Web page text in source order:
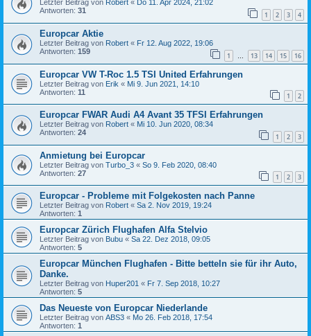
Letzter Beitrag von Robert « Do 11. Apr 2024, 21:02
Antworten: 31 1 2 3 4
Europcar Aktie
Letzter Beitrag von Robert « Fr 12. Aug 2022, 19:06
Antworten: 159 1 … 13 14 15 16
Europcar VW T-Roc 1.5 TSI United Erfahrungen
Letzter Beitrag von Erik « Mi 9. Jun 2021, 14:10
Antworten: 11 1 2
Europcar FWAR Audi A4 Avant 35 TFSI Erfahrungen
Letzter Beitrag von Robert « Mi 10. Jun 2020, 08:34
Antworten: 24 1 2 3
Anmietung bei Europcar
Letzter Beitrag von Turbo_3 « So 9. Feb 2020, 08:40
Antworten: 27 1 2 3
Europcar - Probleme mit Folgekosten nach Panne
Letzter Beitrag von Robert « Sa 2. Nov 2019, 19:24
Antworten: 1
Europcar Zürich Flughafen Alfa Stelvio
Letzter Beitrag von Bubu « Sa 22. Dez 2018, 09:05
Antworten: 5
Europcar München Flughafen - Bitte betteln sie für ihr Auto,
Danke.
Letzter Beitrag von Huper201 « Fr 7. Sep 2018, 10:27
Antworten: 5
Das Neueste von Europcar Niederlande
Letzter Beitrag von ABS3 « Mo 26. Feb 2018, 17:54
Antworten: 1